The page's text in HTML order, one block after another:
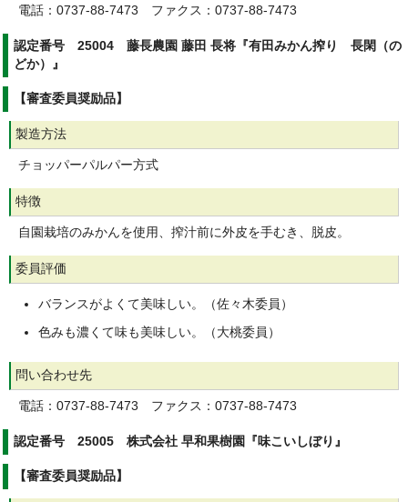
電話：0737-88-7473 ファクス：0737-88-7473
認定番号 25004 藤長農園 藤田 長将『有田みかん搾り 長閑（の
どか）』
【審査委員奨励品】
製造方法
チョッパーパルパー方式
特徴
自園栽培のみかんを使用、搾汁前に外皮を手むき、脱皮。
委員評価
バランスがよくて美味しい。（佐々木委員）
色みも濃くて味も美味しい。（大桃委員）
問い合わせ先
電話：0737-88-7473 ファクス：0737-88-7473
認定番号 25005 株式会社 早和果樹園『味こいしぼり』
【審査委員奨励品】